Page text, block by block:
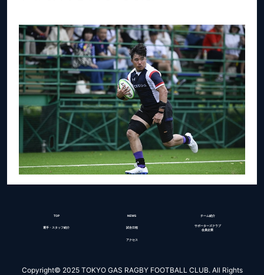
TOP NEWS チーム紹介
選手・スタッフ紹介 試合日程
サポーターズクラブ
会員企業
アクセス
Copyright© 2025 TOKYO GAS RAGBY FOOTBALL CLUB. All Rights